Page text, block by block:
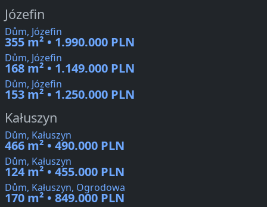
Józefin
Dům, Józefin
355 m² • 1.990.000 PLN
Dům, Józefin
168 m² • 1.149.000 PLN
Dům, Józefin
153 m² • 1.250.000 PLN
Kałuszyn
Dům, Kałuszyn
466 m² • 490.000 PLN
Dům, Kałuszyn
124 m² • 455.000 PLN
Dům, Kałuszyn, Ogrodowa
170 m² • 849.000 PLN